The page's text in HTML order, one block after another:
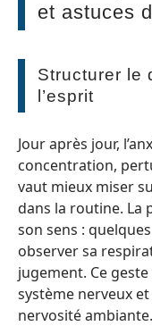
et astuces
Structurer le
l’esprit
Jour après jour,
concentration,
vaut mieux miser
dans la routine. La
son sens :
observer sa
jugement. Ce
système nerveux
nervosité ambiante.